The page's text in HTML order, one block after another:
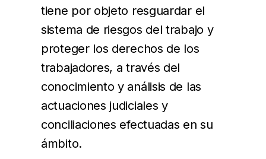
tiene por objeto resguardar el
sistema de riesgos del trabajo y
proteger los derechos de los
trabajadores, a través del
conocimiento y análisis de las
actuaciones judiciales y
conciliaciones efectuadas en su
ámbito.